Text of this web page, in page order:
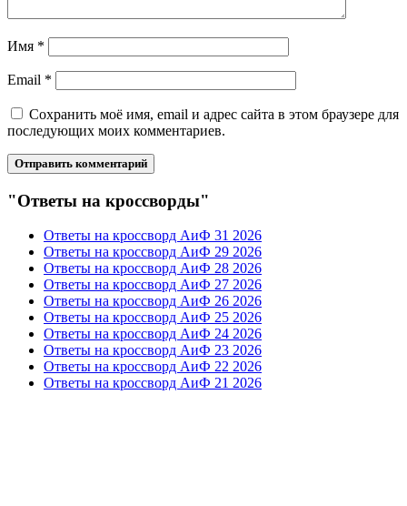
Имя *
Email *
Сохранить моё имя, email и адрес сайта в этом браузере для
последующих моих комментариев.
"Ответы на кроссворды"
Ответы на кроссворд АиФ 31 2026
Ответы на кроссворд АиФ 29 2026
Ответы на кроссворд АиФ 28 2026
Ответы на кроссворд АиФ 27 2026
Ответы на кроссворд АиФ 26 2026
Ответы на кроссворд АиФ 25 2026
Ответы на кроссворд АиФ 24 2026
Ответы на кроссворд АиФ 23 2026
Ответы на кроссворд АиФ 22 2026
Ответы на кроссворд АиФ 21 2026